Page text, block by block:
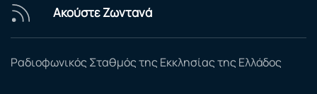
Ακούστε Ζωντανά
Ραδιοφωνικός Σταθμός της Εκκλησίας της Ελλάδος